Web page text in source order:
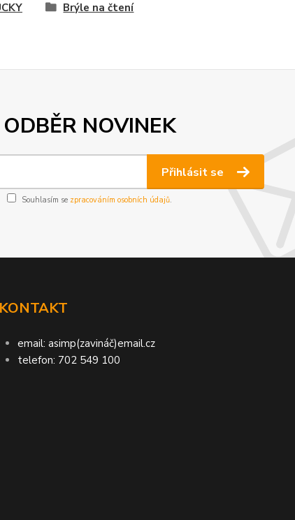
Brýle na čtení
ODBĚR NOVINEK
Přihlásit se
Souhlasím se zpracováním osobních údajů.
KONTAKT
email: asimp(zavináč)email.cz
telefon: 702 549 100